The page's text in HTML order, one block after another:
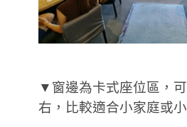
▼窗邊為卡式座位區，
右，比較適合小家庭或